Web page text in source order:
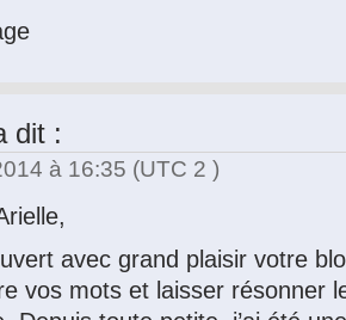
dit :
à 16:35 (UTC 2 )
avec grand plaisir votre
vos mots et laisser résonner